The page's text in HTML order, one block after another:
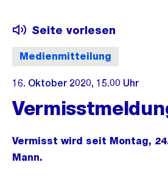
Medienmitteilung
Seite vorlesen
16. Oktober 2020, 15.00 Uhr
Vermisst wird seit Montag,
Mann.